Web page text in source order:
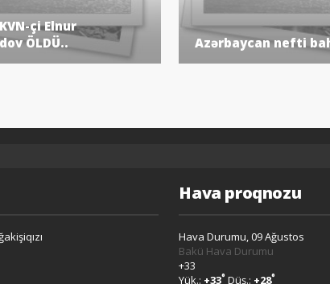
çi Elnur
ÖLDÜ..
Azərbaycan nefti
Hava proqnozu
Hava Durumu, 09 Ağustos
Bakü Hava Durumu
+33
Yük.: +33° Düş.: +28°